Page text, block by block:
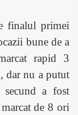
finalul primei
bune de a
rapid 3
dar nu a putut
secund a fost
de 8 ori